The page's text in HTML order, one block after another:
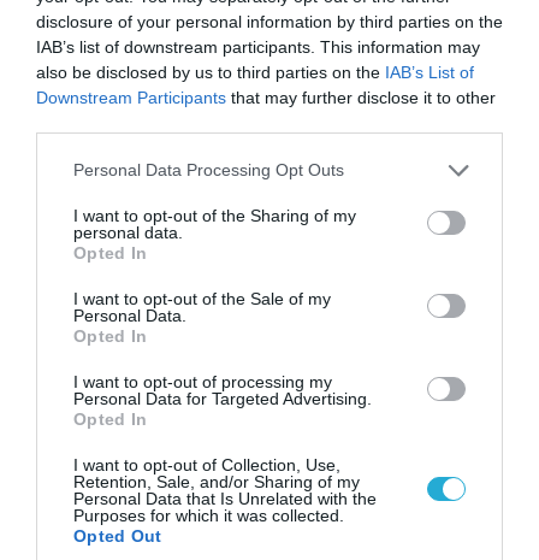
disclosure of your personal information by third parties on the
IAB’s list of downstream participants. This information may
also be disclosed by us to third parties on the IAB’s List of
Downstream Participants that may further disclose it to other
Please note that this website/app uses one or more Google
not limited to your visit or usage behaviour. You may click to
grant or deny consent to Google and its third-party tags to
use your data for below specified purposes in below Google
consent section.
Personal Data Processing Opt Outs
I want to opt-out of the Sharing of my
personal data.
Opted In
I want to opt-out of the Sale of my
Personal Data.
Opted In
I want to opt-out of processing my
Personal Data for Targeted Advertising.
Opted In
I want to opt-out of Collection, Use,
Retention, Sale, and/or Sharing of my
Personal Data that Is Unrelated with the
Purposes for which it was collected.
Opted Out
06.08.2026 | 14:02
Αθήνα: Απομακρύνθηκαν παράνομα
αντικείμενα από κοινόχρηστους χώρους